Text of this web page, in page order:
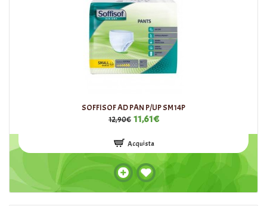
SOFFISOF AD PAN P/UP SM14P
12,90€ 11,61€
Acquista